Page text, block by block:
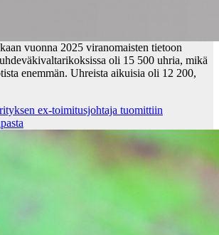
vuonna 2025 viranomaisten tietoon
oli 15 500 uhria, mikä
enemmän. Uhreista aikuisia oli 12 200,
ex-toimitusjohtaja tuomittiin